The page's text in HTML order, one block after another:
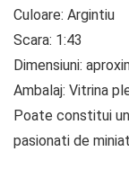
Culoare: Argintiu
Scara: 1:43
Dimensiuni:
Ambalaj: Vitrina
Poate constitui
pasionati de